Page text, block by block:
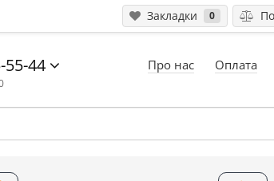
Закладки 0
55-44 Про нас Оплата